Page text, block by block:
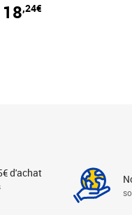
au panier
18,24€
d'achat